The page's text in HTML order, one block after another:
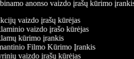
anonso vaizdo įrašų kūrimo įrankis
vaizdo įrašų kūrėjas
vaizdo įrašo kūrėjas
kūrimo įrankis
Filmo Kūrimo Įrankis
vaizdo įrašų kūrėjas